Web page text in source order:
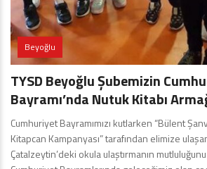
Beyoğlu
TYSD Beyoğlu Şubemizin
Bayramı’nda Nutuk Kitabı
Cumhuriyet Bayramımızı kutlarken “Bülent
Kitapcan Kampanyası” tarafından elimize
Çatalzeytin’deki okula ulaştırmanın